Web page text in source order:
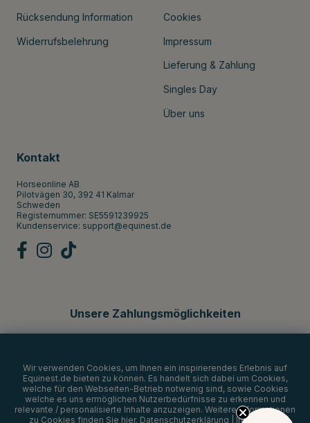
Rücksendung Information
Widerrufsbelehrung
Cookies
Impressum
Lieferung & Zahlung
Singles Day
Über uns
Kontakt
Horseonline AB
Pilotvägen 30, 392 41 Kalmar
Schweden
Registernummer: SE5591239925
Kundenservice: support@equinest.de
Unsere Zahlungsmöglichkeiten
Wir verwenden Cookies, um Ihnen ein inspirierendes Erlebnis auf
Equinest.de bieten zu können. Es handelt sich dabei um Cookies,
welche für den Webseiten-Betrieb notwenig sind, sowie Cookies
welche es uns ermöglichen Nutzerbedürfnisse zu erkennen und
relevante / personalisierte Inhalte anzuzeigen. Weitere Informationen
zu Cookies finden Sie hier. Datenschutzerklärung Impressum